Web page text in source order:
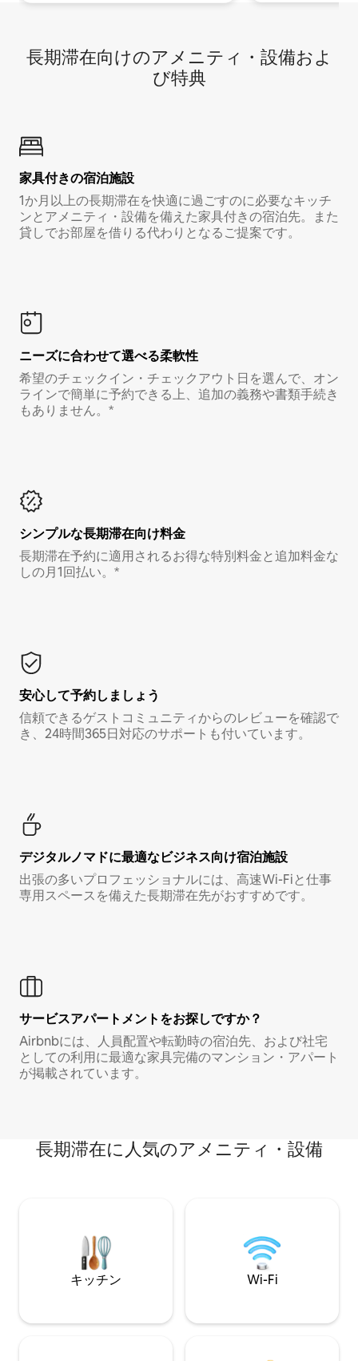
長期滞在向け⁠のア⁠メ⁠ニ⁠テ⁠ィ⁠・設⁠備⁠およ
び特⁠典
家具付き⁠の宿⁠泊⁠施⁠設
1か月以上の長期滞在を快適に過ごすのに必要なキッチ
ンとアメニティ・設備を備えた家具付きの宿泊先。また
貸しでお部屋を借りる代わりとなるご提案です。
ニーズに合わせて選べる柔軟性
希望のチェックイン・チェックアウト日を選んで、オン
ラインで簡単に予約できる上、追加の義務や書類手続き
もありません。*
シンプルな長期滞在向け料金
長期滞在予約に適用されるお得な特別料金と追加料金な
しの月1回払い。*
安心して予約しましょう
信頼できるゲストコミュニティからのレビューを確認で
き、24時間365日対応のサポートも付いています。
デジタルノマド⁠に最⁠適⁠なビ⁠ジ⁠ネ⁠ス⁠向⁠け宿⁠泊⁠施⁠設
出張の多いプロフェッショナルには、高速Wi-Fiと仕事
専用スペースを備えた長期滞在先がおすすめです。
サービスアパートメントをお探しですか？
Airbnbには、人員配置や転勤時の宿泊先、および社宅
としての利用に最適な家具完備のマンション・アパート
が掲載されています。
長期滞在に人気のアメニティ・設備
キッチン Wi-Fi